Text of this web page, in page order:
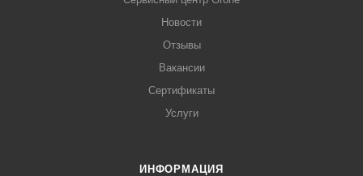
Новости
Отзывы
Вакансии
Сертификаты
Услуги
ИНФОРМАЦИЯ